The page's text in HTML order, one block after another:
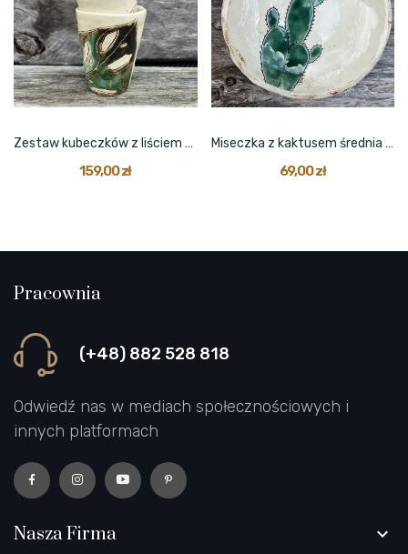
Zestaw kubeczków z liściem monstery beżowe 3 szt.
159,00 zł
Miseczka z kaktusem średnia beżowa
69,00 zł
Pracownia
(+48) 882 528 818
Odwiedź nas w mediach społecznościowych i
innych platformach
Nasza Firma 